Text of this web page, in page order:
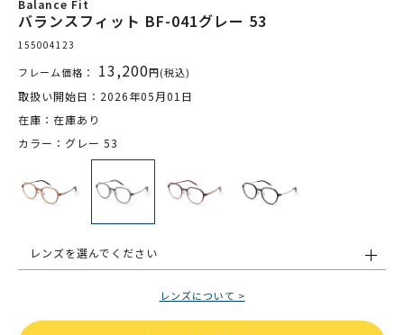
Balance Fit
バランスフィット BF-041グレー 53
155004123
フレーム価格： 13,200円(税込)
取扱い開始日：2026年05月01日
在庫：在庫あり
カラー：グレー 53
レンズを選んでください
レンズについて >